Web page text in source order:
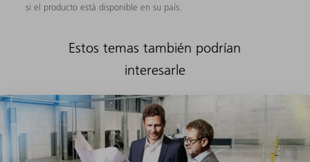
si el producto está disponible en su país.
Estos temas también podrían
interesarle